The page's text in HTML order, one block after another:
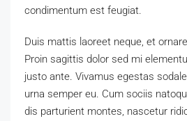
condimentum est feugiat.
Duis mattis laoreet neque, et
Proin sagittis dolor sed mi
justo ante. Vivamus egestas
urna semper eu. Cum sociis
dis parturient montes, nascetur